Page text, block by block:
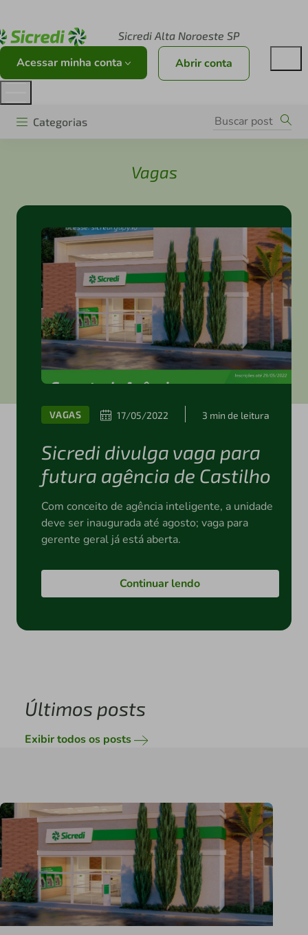
Sicredi Alta Noroeste SP
Acessar minha conta Abrir conta
Categorias
Vagas
VAGAS 17/05/2022 3 min de leitura
Sicredi divulga vaga para
futura agência de Castilho
Com conceito de agência inteligente, a unidade
deve ser inaugurada até agosto; vaga para
gerente geral já está aberta.
Continuar lendo
Últimos posts
Exibir todos os posts